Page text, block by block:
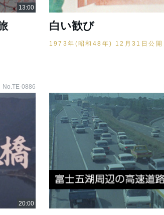
白い歓び
1973年(昭和48年) 12月31日公開
No.TE-0886